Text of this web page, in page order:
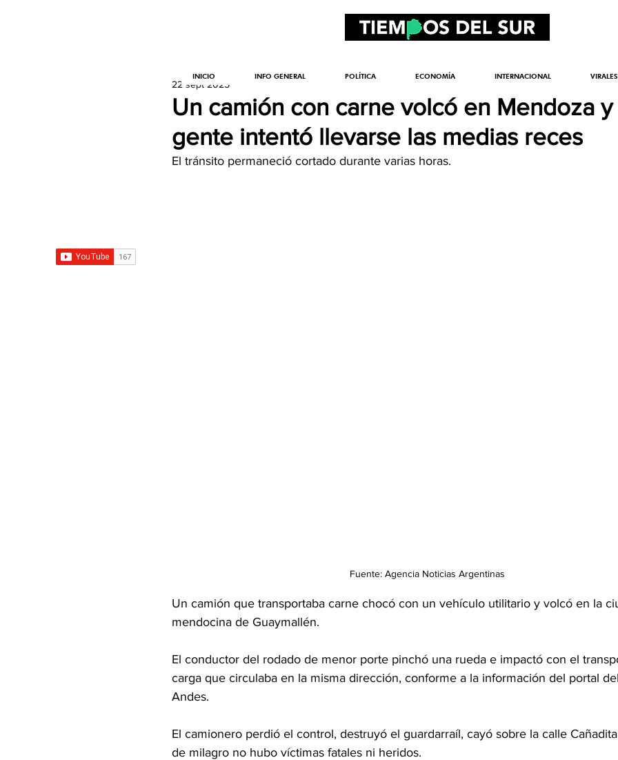
Un camión con carne volcó en Mendoza y
gente intentó llevarse las medias reces
22 sept 2025
El tránsito permaneció cortado durante varias horas.
Fuente: Agencia Noticias Argentinas
Un camión que transportaba carne chocó con un vehículo utilitario y volcó en la
mendocina de Guaymallén.
El conductor del rodado de menor porte pinchó una rueda e impactó con el
carga que circulaba en la misma dirección, conforme a la información del portal
Andes.
El camionero perdió el control, destruyó el guardarraíl, cayó sobre la calle
de milagro no hubo víctimas fatales ni heridos.
INICIO INFO GENERAL POLÍTICA ECONOMÍA INTERNACIONAL VIRALES